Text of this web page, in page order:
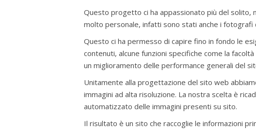
Questo progetto ci ha appassionato più del solito,
molto personale, infatti sono stati anche i fotografi
Questo ci ha permesso di capire fino in fondo le
contenuti, alcune funzioni specifiche come la
un miglioramento delle performance generali del
Unitamente alla progettazione del sito web
immagini ad alta risoluzione. La nostra scelta è
automatizzato delle immagini presenti su sito.
Il risultato è un sito che raccoglie le informazioni